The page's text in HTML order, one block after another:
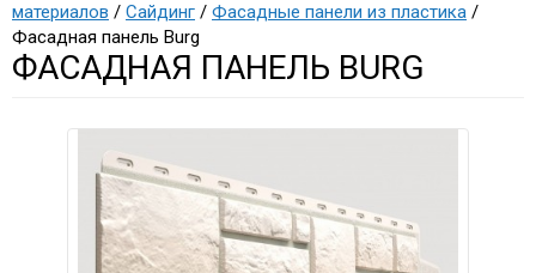
материалов / Сайдинг / Фасадные панели из пластика /
Фасадная панель Burg
ФАСАДНАЯ ПАНЕЛЬ BURG